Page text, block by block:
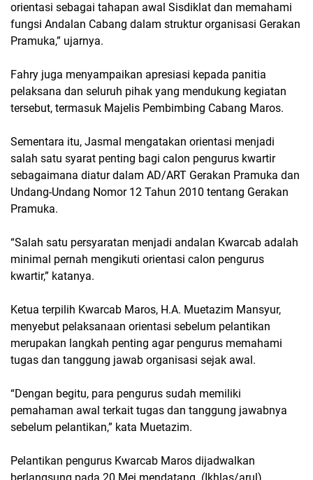
orientasi sebagai tahapan awal Sisdiklat dan memahami
fungsi Andalan Cabang dalam struktur organisasi Gerakan
Pramuka,” ujarnya.
Fahry juga menyampaikan apresiasi kepada panitia
pelaksana dan seluruh pihak yang mendukung kegiatan
tersebut, termasuk Majelis Pembimbing Cabang Maros.
Sementara itu, Jasmal mengatakan orientasi menjadi
salah satu syarat penting bagi calon pengurus kwartir
sebagaimana diatur dalam AD/ART Gerakan Pramuka dan
Undang-Undang Nomor 12 Tahun 2010 tentang Gerakan
Pramuka.
“Salah satu persyaratan menjadi andalan Kwarcab adalah
minimal pernah mengikuti orientasi calon pengurus
kwartir,” katanya.
Ketua terpilih Kwarcab Maros, H.A. Muetazim Mansyur,
menyebut pelaksanaan orientasi sebelum pelantikan
merupakan langkah penting agar pengurus memahami
tugas dan tanggung jawab organisasi sejak awal.
“Dengan begitu, para pengurus sudah memiliki
pemahaman awal terkait tugas dan tanggung jawabnya
sebelum pelantikan,” kata Muetazim.
Pelantikan pengurus Kwarcab Maros dijadwalkan